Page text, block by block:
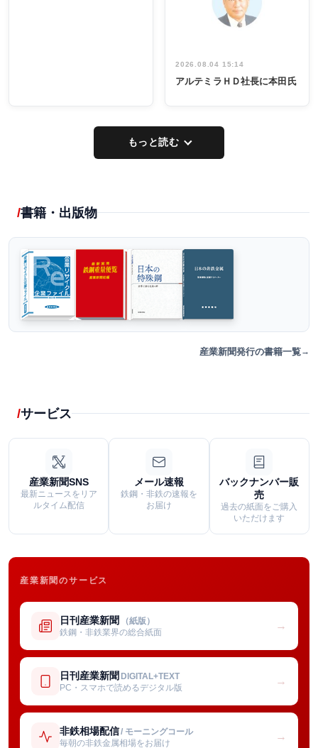
2026.08.04 15:14
アルテミラＨＤ社長に本田氏
もっと読む
書籍・出版物
産業新聞発行の書籍一覧
サービス
産業新聞SNS
最新ニュースをリア
ルタイム配信
メール速報
鉄鋼・非鉄の速報を
お届け
バックナンバー販
売
過去の紙面をご購入
いただけます
産業新聞のサービス
日刊産業新聞 （紙版）
鉄鋼・非鉄業界の総合紙面
→
日刊産業新聞 DIGITAL+TEXT
PC・スマホで読めるデジタル版
→
非鉄相場配信/ モーニングコール
毎朝の非鉄金属相場をお届け
→